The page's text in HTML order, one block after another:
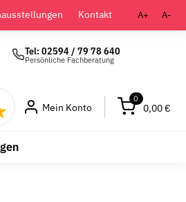
Kontakt A+ A-
Tel: 02594 / 79 78 640
Persönliche Fachberatung
Mein Konto
0
0,00 €